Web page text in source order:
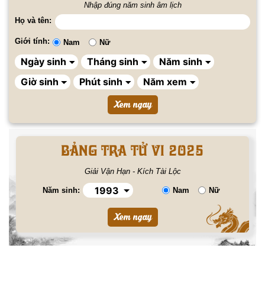
Nhập đúng năm sinh âm lịch
Họ và tên:
Giới tính: Nam Nữ
BẢNG TRA TỬ VI 2025
Giải Vận Hạn - Kích Tài Lộc
Năm sinh: Nam Nữ